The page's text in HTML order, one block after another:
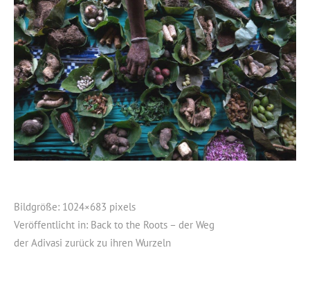
Bildgröße: 1024×683 pixels
Veröffentlicht in: Back to the Roots – der Weg
der Adivasi zurück zu ihren Wurzeln